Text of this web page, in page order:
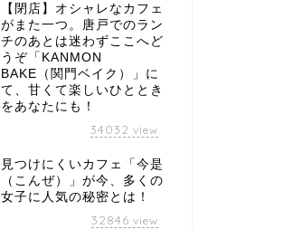
【閉店】オシャレなカフェ
がまた一つ。唐戸でのラン
チのあとは迷わずここへど
うぞ「KANMON
BAKE（関門ベイク）」に
て、甘くて楽しいひととき
をあなたにも！
34032 view
見つけにくいカフェ「今是
（こんぜ）」が今、多くの
女子に人気の秘密とは！
32846 view